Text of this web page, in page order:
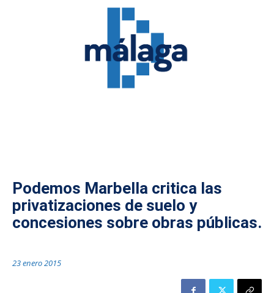
Podemos Marbella critica las
privatizaciones de suelo y
concesiones sobre obras públicas.
23 enero 2015